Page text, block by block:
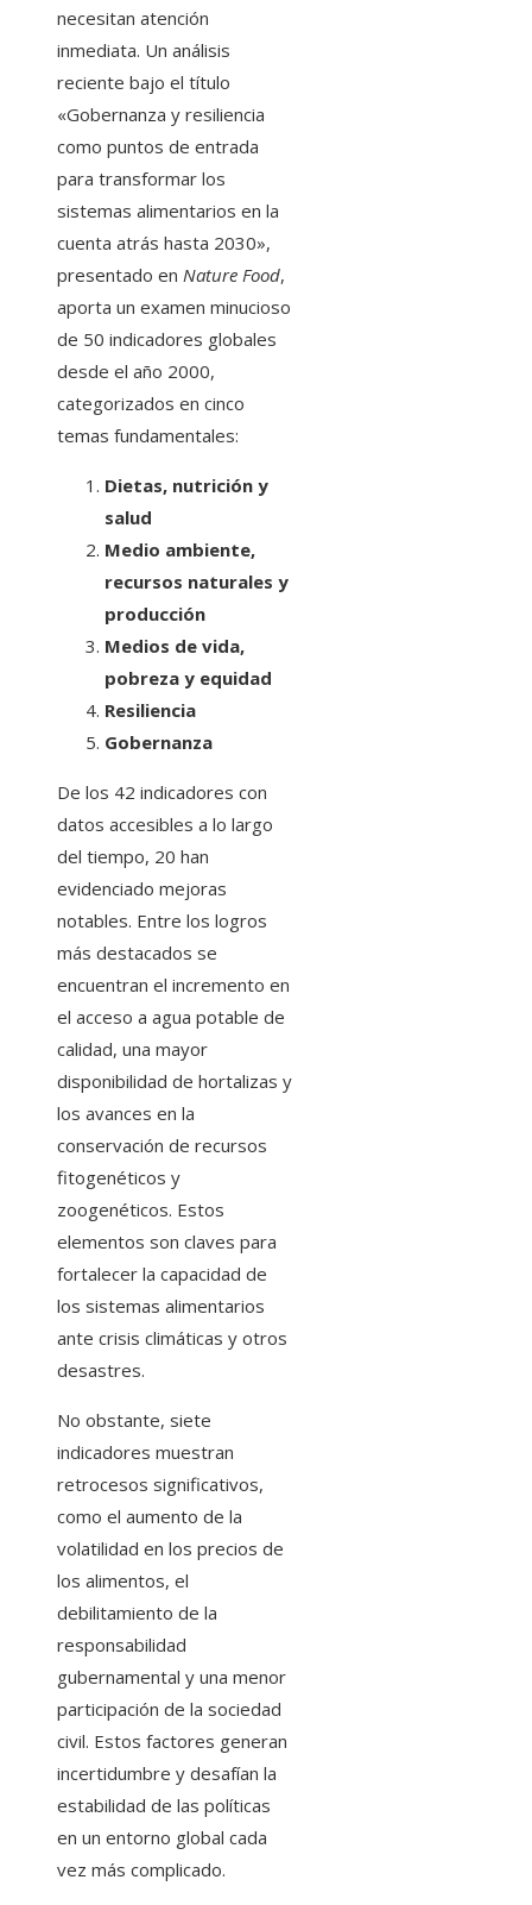
necesitan atención
inmediata. Un análisis
reciente bajo el título
«Gobernanza y resiliencia
como puntos de entrada
para transformar los
sistemas alimentarios en la
cuenta atrás hasta 2030»,
presentado en Nature Food,
aporta un examen minucioso
de 50 indicadores globales
desde el año 2000,
categorizados en cinco
temas fundamentales:
Dietas, nutrición y
salud
Medio ambiente,
recursos naturales y
producción
Medios de vida,
pobreza y equidad
Resiliencia
Gobernanza
De los 42 indicadores con
datos accesibles a lo largo
del tiempo, 20 han
evidenciado mejoras
notables. Entre los logros
más destacados se
encuentran el incremento en
el acceso a agua potable de
calidad, una mayor
disponibilidad de hortalizas y
los avances en la
conservación de recursos
fitogenéticos y
zoogenéticos. Estos
elementos son claves para
fortalecer la capacidad de
los sistemas alimentarios
ante crisis climáticas y otros
desastres.
No obstante, siete
indicadores muestran
retrocesos significativos,
como el aumento de la
volatilidad en los precios de
los alimentos, el
debilitamiento de la
responsabilidad
gubernamental y una menor
participación de la sociedad
civil. Estos factores generan
incertidumbre y desafían la
estabilidad de las políticas
en un entorno global cada
vez más complicado.